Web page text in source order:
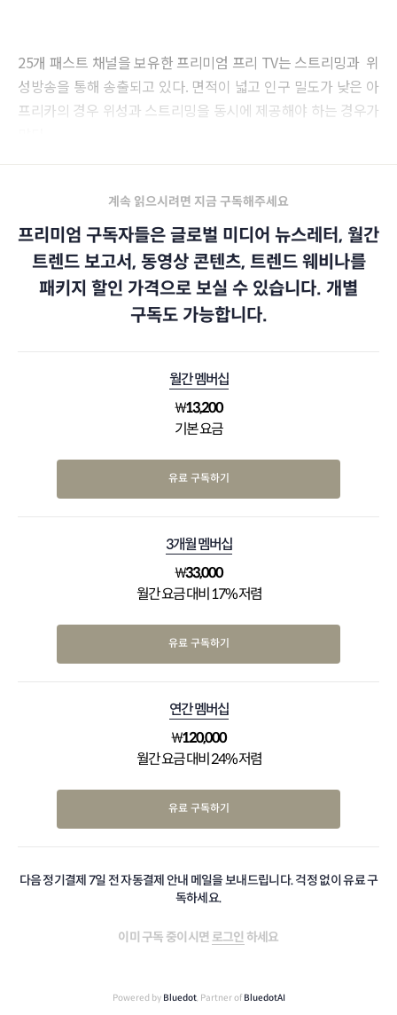
25개 패스트 채널을 보유한 프리미엄 프리 TV는 스트리밍과 위
성방송을 통해 송출되고 있다. 면적이 넓고 인구 밀도가 낮은 아
프리카의 경우 위성과 스트리밍을 동시에 제공해야 하는 경우가
계속 읽으시려면 지금 구독해주세요
프리미엄 구독자들은 글로벌 미디어 뉴스레터, 월간
트렌드 보고서, 동영상 콘텐츠, 트렌드 웨비나를
패키지 할인 가격으로 보실 수 있습니다. 개별
구독도 가능합니다.
월간 멤버십
₩13,200
기본 요금
유료 구독하기
3개월 멤버십
₩33,000
월간 요금 대비 17% 저렴
유료 구독하기
연간 멤버십
₩120,000
월간 요금 대비 24% 저렴
유료 구독하기
다음 정기결제 7일 전 자동결제 안내 메일을 보내드립니다. 걱정 없이 유료 구
독하세요.
이미 구독 중이시면 로그인 하세요
Powered by Bluedot, Partner of BluedotAI